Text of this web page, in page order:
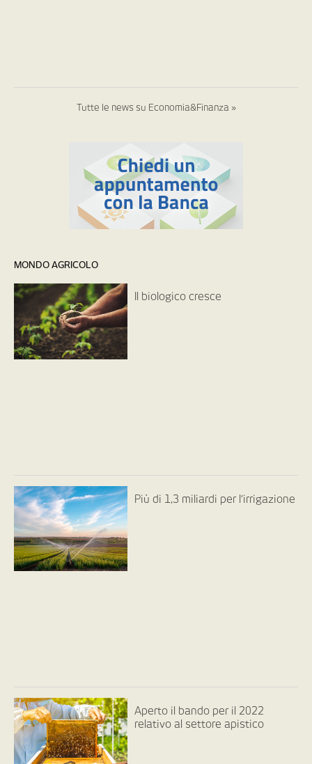
Tutte le news su Economia&Finanza »
MONDO AGRICOLO
Il biologico cresce
Più di 1,3 miliardi per l’irrigazione
Aperto il bando per il 2022
relativo al settore apistico